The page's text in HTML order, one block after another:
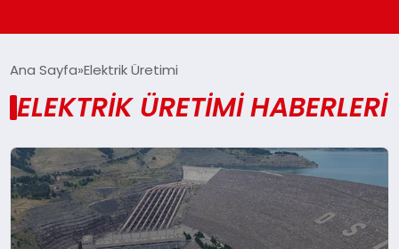
GÜNDEM
DÜNYA
EĞITIM
Ana Sayfa Elektrik Üretimi
ELEKTRIK ÜRETIMI HABERLERI